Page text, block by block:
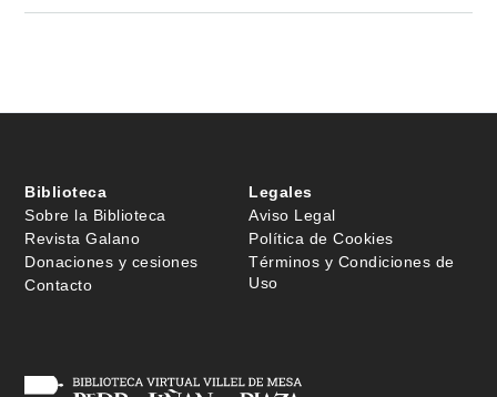
Biblioteca
Sobre la Biblioteca
Revista Galano
Donaciones y cesiones
Contacto
Legales
Aviso Legal
Política de Cookies
Términos y Condiciones de
Uso